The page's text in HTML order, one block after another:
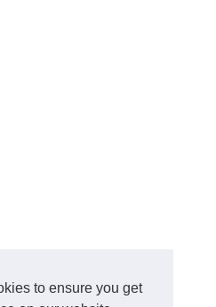
to ensure you get